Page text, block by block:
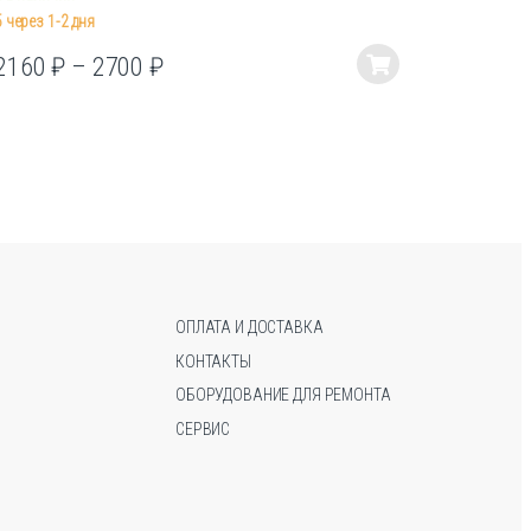
через 1-2 дня
₽ – 2700₽
ОПЛАТА И ДОСТАВКА
КОНТАКТЫ
ОБОРУДОВАНИЕ ДЛЯ РЕМОНТА
СЕРВИС